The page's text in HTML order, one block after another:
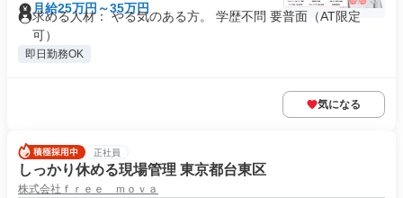
月給25万円～35万円
求める人材： やる気のある方。 学歴不問 要普面（AT限定
可）
即日勤務OK
気になる
正社員
しっかり休める現場管理 東京都台東区
株式会社ｆｒｅｅ ｍｏｖａ